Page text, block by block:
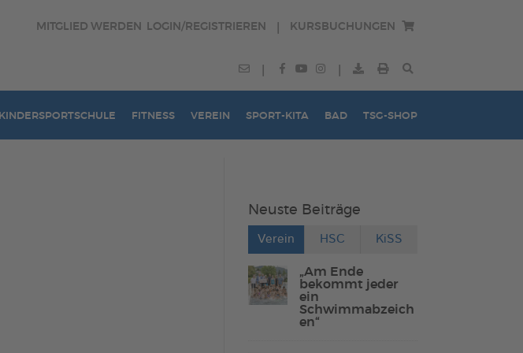
MITGLIED WERDEN LOGIN/REGISTRIEREN KURSBUCHUNGEN
KINDERSPORTSCHULE FITNESS VEREIN SPORT-KITA BAD TSG-SHOP
Neuste Beiträge
Verein HSC KiSS
„Am Ende
bekommt jeder
ein
Schwimmabzeich
en“